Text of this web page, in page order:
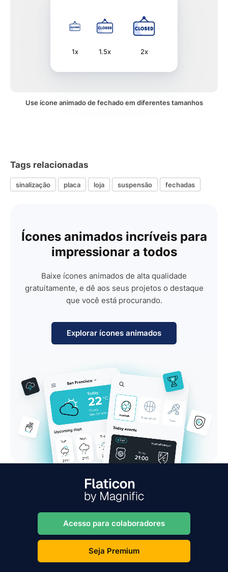
1x 1.5x 2x
Use ícone animado de fechado em diferentes tamanhos
Tags relacionadas
sinalização placa loja suspensão fechadas
Ícones animados incríveis para
impressionar a todos
Baixe ícones animados de alta qualidade
gratuitamente, e dê aos seus projetos o destaque
que você está procurando.
Explorar ícones animados
Acesso para colaboradores
Seja Premium